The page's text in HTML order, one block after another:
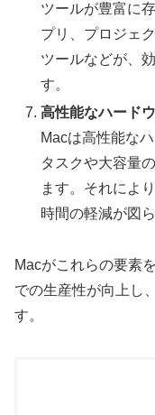
ツールが豊富に
プリ、プロジェ
ツールなどが、
す。
高性能なハード
Macは高性能な
タスクや大容量
ます。それによ
時間の軽減が図ら
Macがこれらの要素
での生産性が向上し
す。